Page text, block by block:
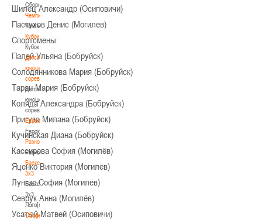
Сборные
Чемпионат
Чемпионат
Кубок
Кубок
Детско-
юношеские
соревнования
Детско-
юношеские
соревнования
Еврокубки
Еврокубки
Разное
Разное
Баскетбол
3х3
Баскетбол
3х3
Лого[modid=121]
Сборные
Шилец Александр (Осиповичи)
Пастухов Денис (Могилев)
Спортсмены:
Палей Ульяна (Бобруйск)
Солодянникова Мария (Бобруйск)
Таран Мария (Бобруйск)
Коляда Александра (Бобруйск)
Пригуза Милана (Бобруйск)
Кучинская Диана (Бобруйск)
Кассирова София (Могилёв)
Яценко Виктория (Могилёв)
Лунгис София (Могилёв)
Севрук Анна (Могилёв)
Усатый Матвей (Осиповичи)